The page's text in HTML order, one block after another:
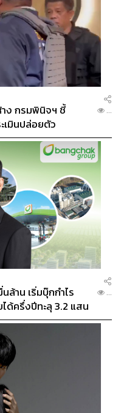
าง กรมพินิจฯ ชี้
เมินปล่อยตัว
...
ล้าน เริ่มบุ๊กกำไร
ด้ครึ่งปีทะลุ 3.2 แสน
...